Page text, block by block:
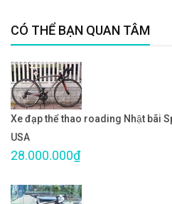
CÓ THỂ BẠN QUAN TÂM
Xe đạp thể thao roading Nhật bãi
USA
28.000.000₫